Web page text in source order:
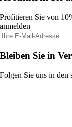
Profitieren Sie von
anmelden
Bleiben Sie in
Folgen Sie uns in den